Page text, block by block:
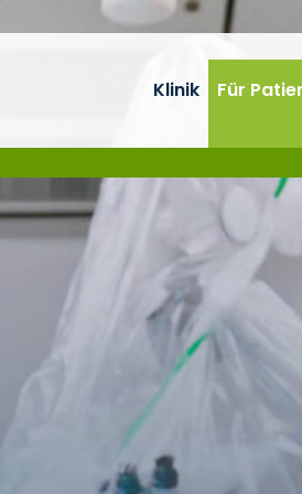
Klinik Für